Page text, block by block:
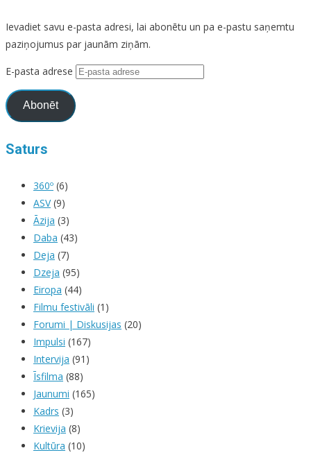
Ievadiet savu e-pasta adresi, lai abonētu un pa e-pastu saņemtu
paziņojumus par jaunām ziņām.
E-pasta adrese
Abonēt
Saturs
360º (6)
ASV(9)
Āzija (3)
Daba (43)
Deja (7)
Dzeja (95)
Eiropa (44)
Filmu festivāli (1)
Forumi | Diskusijas (20)
Impulsi (167)
Intervija (91)
Īsfilma (88)
Jaunumi (165)
Kadrs (3)
Krievija (8)
Kultūra (10)